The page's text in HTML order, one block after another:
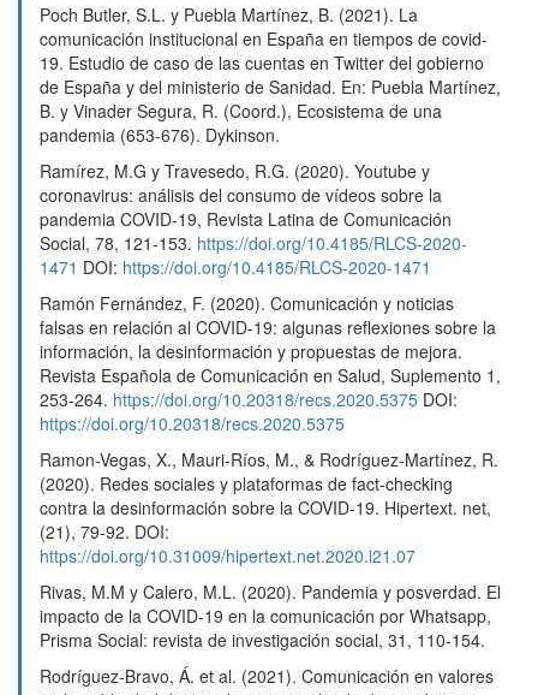
Poch Butler, S.L. y Puebla Martínez, B. (2021). La
comunicación institucional en España en tiempos de covid-
19. Estudio de caso de las cuentas en Twitter del gobierno
de España y del ministerio de Sanidad. En: Puebla Martínez,
B. y Vinader Segura, R. (Coord.), Ecosistema de una
pandemia (653-676). Dykinson.
Ramírez, M.G y Travesedo, R.G. (2020). Youtube y
coronavirus: análisis del consumo de vídeos sobre la
pandemia COVID-19, Revista Latina de Comunicación
Social, 78, 121-153. https://doi.org/10.4185/RLCS-2020-
1471 DOI: https://doi.org/10.4185/RLCS-2020-1471
Ramón Fernández, F. (2020). Comunicación y noticias
falsas en relación al COVID-19: algunas reflexiones sobre la
información, la desinformación y propuestas de mejora.
Revista Española de Comunicación en Salud, Suplemento 1,
253-264. https://doi.org/10.20318/recs.2020.5375 DOI:
https://doi.org/10.20318/recs.2020.5375
Ramon-Vegas, X., Mauri-Ríos, M., & Rodríguez-Martínez, R.
(2020). Redes sociales y plataformas de fact-checking
contra la desinformación sobre la COVID-19. Hipertext. net,
(21), 79-92. DOI:
https://doi.org/10.31009/hipertext.net.2020.i21.07
Rivas, M.M y Calero, M.L. (2020). Pandemia y posverdad. El
impacto de la COVID-19 en la comunicación por Whatsapp,
Prisma Social: revista de investigación social, 31, 110-154.
Rodríguez-Bravo, Á. et al. (2021). Comunicación en valores